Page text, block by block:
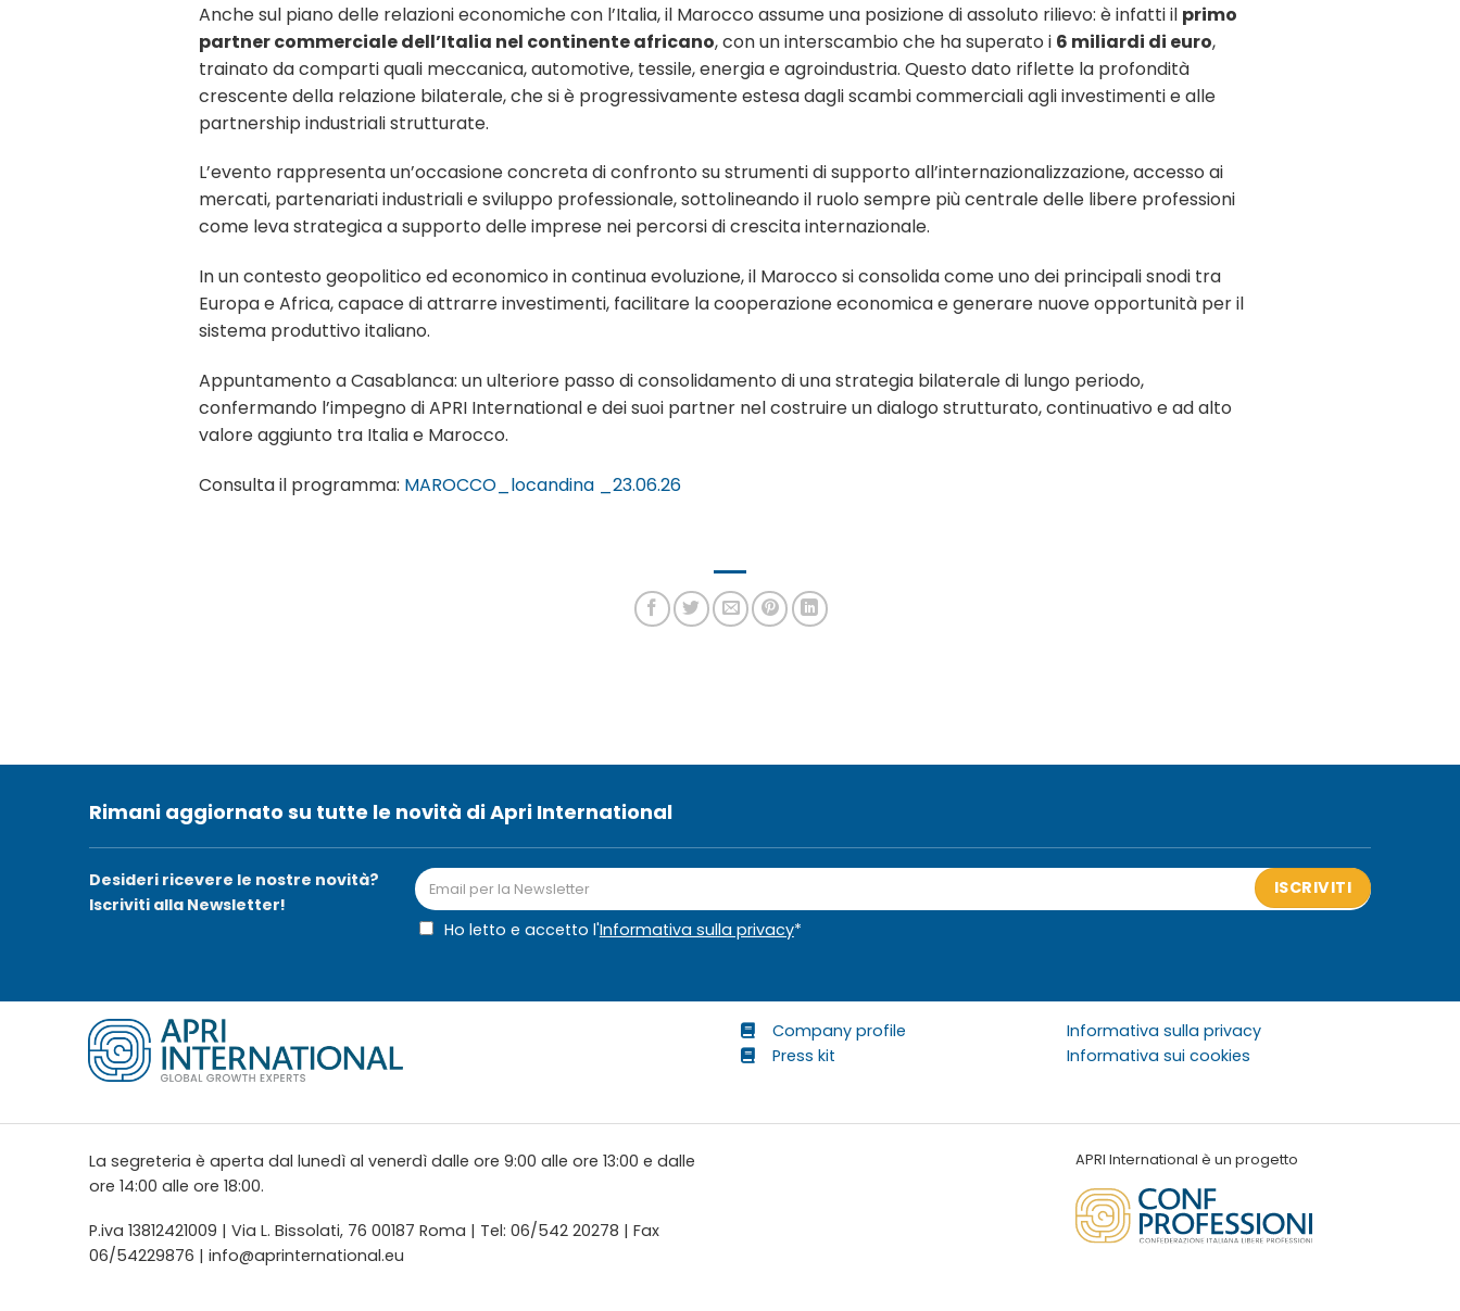
Anche sul piano delle relazioni economiche con l’Italia, il Marocco assume una posizione di assoluto rilievo: è infatti il primo
partner commerciale dell’Italia nel continente africano, con un interscambio che ha superato i 6 miliardi di euro,
trainato da comparti quali meccanica, automotive, tessile, energia e agroindustria. Questo dato riflette la profondità
crescente della relazione bilaterale, che si è progressivamente estesa dagli scambi commerciali agli investimenti e alle
partnership industriali strutturate.
L’evento rappresenta un’occasione concreta di confronto su strumenti di supporto all’internazionalizzazione, accesso ai
mercati, partenariati industriali e sviluppo professionale, sottolineando il ruolo sempre più centrale delle libere professioni
come leva strategica a supporto delle imprese nei percorsi di crescita internazionale.
In un contesto geopolitico ed economico in continua evoluzione, il Marocco si consolida come uno dei principali snodi tra
Europa e Africa, capace di attrarre investimenti, facilitare la cooperazione economica e generare nuove opportunità per il
sistema produttivo italiano.
Appuntamento a Casablanca: un ulteriore passo di consolidamento di una strategia bilaterale di lungo periodo,
confermando l’impegno di APRI International e dei suoi partner nel costruire un dialogo strutturato, continuativo e ad alto
valore aggiunto tra Italia e Marocco.
Consulta il programma: MAROCCO_locandina _23.06.26
Rimani aggiornato su tutte le novità di Apri International
Desideri ricevere le nostre novità?
Iscriviti alla Newsletter!
ISCRIVITI
Ho letto e accetto l'Informativa sulla privacy*
Company profile
Press kit
Informativa sulla privacy
Informativa sui cookies
La segreteria è aperta dal lunedì al venerdì dalle ore 9:00 alle ore 13:00 e dalle
ore 14:00 alle ore 18:00.
P.iva 13812421009 | Via L. Bissolati, 76 00187 Roma | Tel: 06/542 20278 | Fax
06/54229876 | info@aprinternational.eu
APRI International è un progetto